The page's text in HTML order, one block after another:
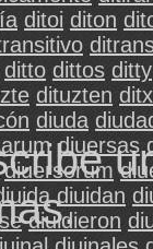
ditoi diton
ditto dittos ditty
dituzten
diuda
diuersas
diuersorum
diuidan
diuidieron